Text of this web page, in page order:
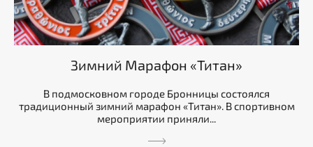
Зимний Марафон «Титан»
В подмосковном городе Бронницы состоялся
традиционный зимний марафон «Титан». В спортивном
мероприятии приняли...